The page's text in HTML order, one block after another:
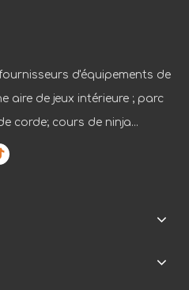
d'équipements de
aire de jeux intérieure ; parc
corde; cours de ninja...